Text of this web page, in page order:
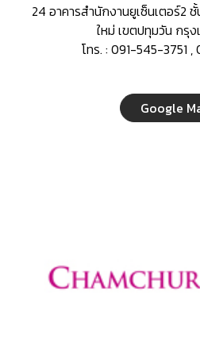
24 อาคารสำนักงานยูเซ็นเตอร์2
ใหม่ เขตปทุมวัน กรุ
โทร. : 091-545-3751
Google